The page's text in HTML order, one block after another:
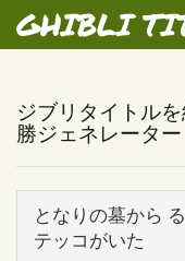
GHIBLI
ジブリタイトル
勝ジェネレーター
となりの墓から
テッコがいた